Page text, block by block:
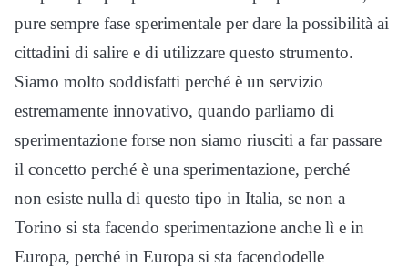
pure sempre fase sperimentale per dare la possibilità ai
cittadini di salire e di utilizzare questo strumento.
Siamo molto soddisfatti perché è un servizio
estremamente innovativo, quando parliamo di
sperimentazione forse non siamo riusciti a far passare
il concetto perché è una sperimentazione, perché
non esiste nulla di questo tipo in Italia, se non a
Torino si sta facendo sperimentazione anche lì e in
Europa, perché in Europa si sta facendodelle